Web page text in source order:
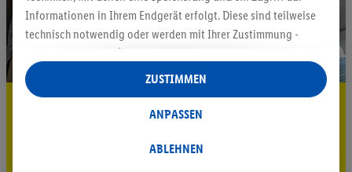
5.95 € Versand sparen³²ᵃ
Informationen in Ihrem Endgerät erfolgt. Diese sind teilweise
technisch notwendig oder werden mit Ihrer Zustimmung -
auch durch Partner (u.a.
Verantwortliche; im Zusammenhang mit dem IAB TCF
insgesamt
Statistik-Erstellung oder für personalisierte Werbung
Datenverarbeitungen für personalisierte Werbung werden
ABLEHNEN
ANPASSEN
ZUSTIMMEN